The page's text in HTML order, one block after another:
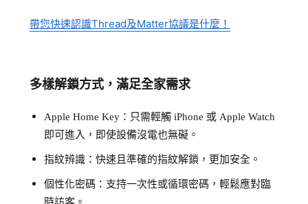
帶您快速認識Thread及Matter協議是什麼！
多樣解鎖方式，滿足全家需求
Apple Home Key：只需輕觸 iPhone 或 Apple Watch
即可進入，即使設備沒電也無礙。
指紋辨識：快速且準確的指紋解鎖，更加安全。
個性化密碼：支持一次性或循環密碼，輕鬆應對臨